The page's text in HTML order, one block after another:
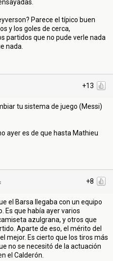
Parece el típico buen
y los goles de cerca,
partidos que no pude verle nada
nada.
+13
tu sistema de juego (Messi)
ayer es de que hasta Mathieu
+8
el Barsa llegaba con un equipo
Es que había ayer varios
azulgrana, y otros que
Aparte de eso, el mérito del
mejor. Es cierto que los tiros más
no se necesitó de la actuación
el Calderón.